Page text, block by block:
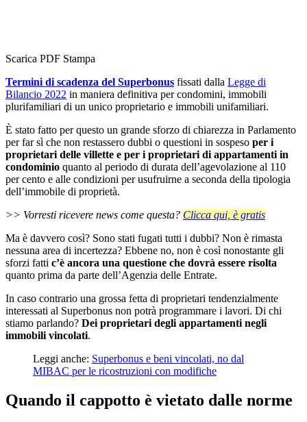
Scarica PDF Stampa
Termini di scadenza del Superbonus fissati dalla Legge di
Bilancio 2022 in maniera definitiva per condomini, immobili
plurifamiliari di un unico proprietario e immobili unifamiliari.
È stato fatto per questo un grande sforzo di chiarezza in Parlamento
per far sì che non restassero dubbi o questioni in sospeso per i
proprietari delle villette e per i proprietari di appartamenti in
condominio quanto al periodo di durata dell’agevolazione al 110
per cento e alle condizioni per usufruirne a seconda della tipologia
dell’immobile di proprietà.
>> Vorresti ricevere news come questa? Clicca qui, è gratis
Ma è davvero così? Sono stati fugati tutti i dubbi? Non è rimasta
nessuna area di incertezza? Ebbene no, non è così nonostante gli
sforzi fatti c’è ancora una questione che dovrà essere risolta
quanto prima da parte dell’Agenzia delle Entrate.
In caso contrario una grossa fetta di proprietari tendenzialmente
interessati al Superbonus non potrà programmare i lavori. Di chi
stiamo parlando? Dei proprietari degli appartamenti negli
immobili vincolati.
Leggi anche: Superbonus e beni vincolati, no dal
MIBAC per le ricostruzioni con modifiche
Quando il cappotto è vietato dalle norme